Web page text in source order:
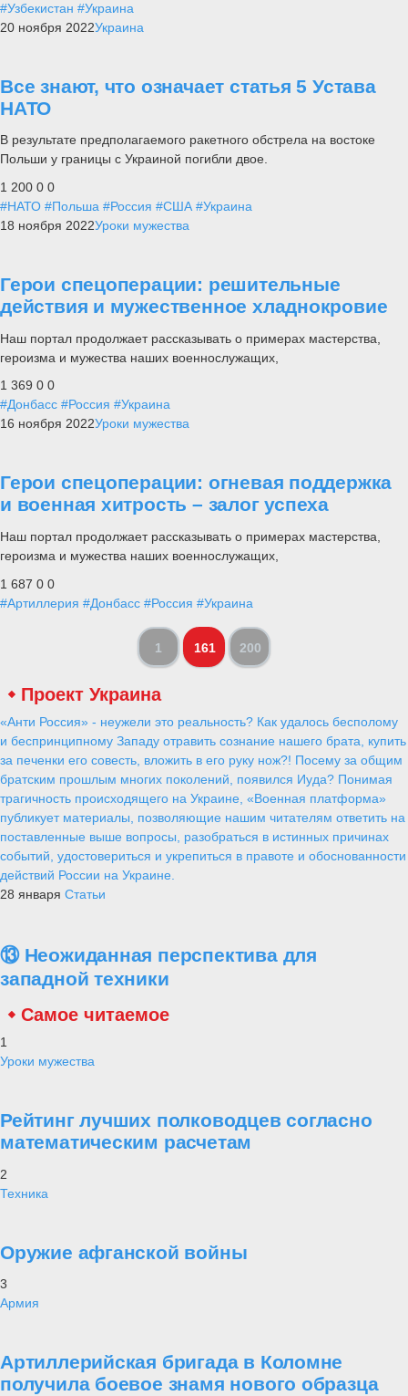
#Узбекистан #Украина
20 ноября 2022Украина
Все знают, что означает статья 5 Устава
НАТО
В результате предполагаемого ракетного обстрела на востоке
Польши у границы с Украиной погибли двое.
1 200 0 0
#НАТО #Польша #Россия #США #Украина
18 ноября 2022Уроки мужества
Герои спецоперации: решительные
действия и мужественное хладнокровие
Наш портал продолжает рассказывать о примерах мастерства,
героизма и мужества наших военнослужащих,
1 369 0 0
#Донбасс #Россия #Украина
16 ноября 2022Уроки мужества
Герои спецоперации: огневая поддержка
и военная хитрость – залог успеха
Наш портал продолжает рассказывать о примерах мастерства,
героизма и мужества наших военнослужащих,
1 687 0 0
#Артиллерия #Донбасс #Россия #Украина
1 161 200
Проект Украина
«Анти Россия» - неужели это реальность? Как удалось бесполому
и беспринципному Западу отравить сознание нашего брата, купить
за печенки его совесть, вложить в его руку нож?! Посему за общим
братским прошлым многих поколений, появился Иуда? Понимая
трагичность происходящего на Украине, «Военная платформа»
публикует материалы, позволяющие нашим читателям ответить на
поставленные выше вопросы, разобраться в истинных причинах
событий, удостовериться и укрепиться в правоте и обоснованности
действий России на Украине.
28 января Статьи
⑬ Неожиданная перспектива для
западной техники
Самое читаемое
1
Уроки мужества
Рейтинг лучших полководцев согласно
математическим расчетам
2
Техника
Оружие афганской войны
3
Армия
Артиллерийская бригада в Коломне
получила боевое знамя нового образца